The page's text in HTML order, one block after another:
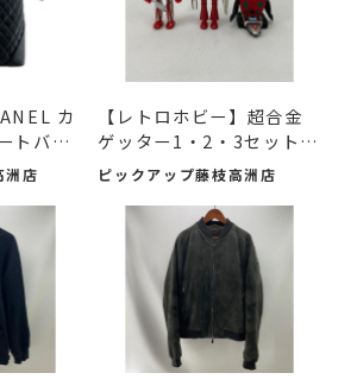
カ
トバッ
洲店
【レトロホビー】超合金
ゲッター1・2・3セット
（2...
ピックアップ藤枝高洲店